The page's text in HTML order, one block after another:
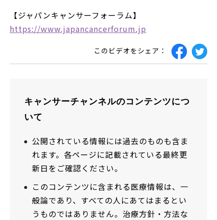
【ジャパンキャンサーフォーラム】
https://www.japancancerforum.jp
このビデオをシェア：
キャンサーチャンネルのコンテンツにつ
いて
公開されている情報には過去のものも含ま
れます。各ページに記載されている最終更
新日をご確認ください。
このコンテンツに含まれる医療情報は、一
般論であり、すべての人にあてはまるとい
うものではありません。治療方針・方法な